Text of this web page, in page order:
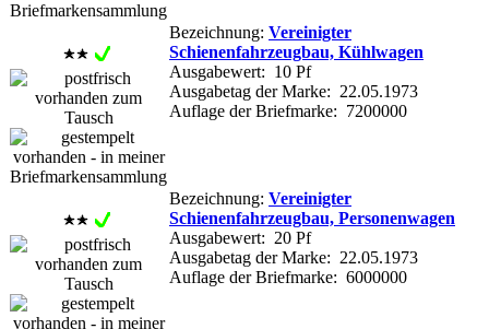
Bezeichnung: Vereinigter
Schienenfahrzeugbau, Kühlwagen
Ausgabewert: 10 Pf
Ausgabetag der Marke: 22.05.1973
Auflage der Briefmarke: 7200000
Bezeichnung: Vereinigter
Schienenfahrzeugbau, Personenwagen
Ausgabewert: 20 Pf
Ausgabetag der Marke: 22.05.1973
Auflage der Briefmarke: 6000000